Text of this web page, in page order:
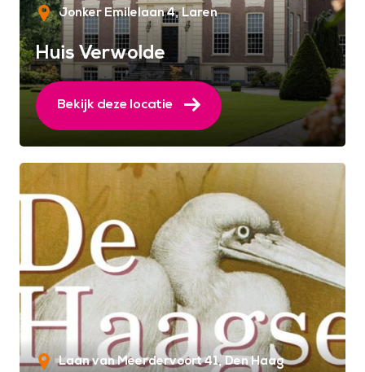
Jonker Emilelaan 4 Laren
Huis Verwolde
Bekijk deze locatie
Laan van Meerdervoort 41 Den Haag